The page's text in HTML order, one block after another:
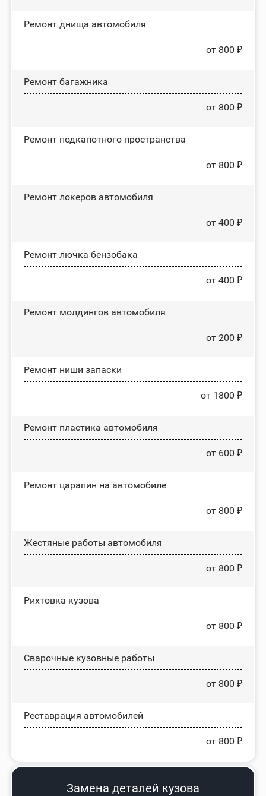
Ремонт днища автомобиля
от 800 ₽
Ремонт багажника
от 800 ₽
Ремонт подкапотного пространства
от 800 ₽
Ремонт лoĸepoв автомобиля
от 400 ₽
Ремонт лючка бензобака
от 400 ₽
Ремонт молдингов автомобиля
от 200 ₽
Ремонт ниши запаски
от 1800 ₽
Ремонт пластика автомобиля
от 600 ₽
Ремонт царапин на автомобиле
от 800 ₽
Жестяные работы автомобиля
от 800 ₽
Рихтовка кузова
от 800 ₽
Сварочные кузовные работы
от 800 ₽
Реставрация автомобилей
от 800 ₽
Замена деталей кузова